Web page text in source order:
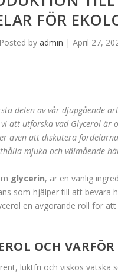
FÖR
Posted byadmin |April 27,
delen av vår djupgående
att utforska vad Glycerol är
även att diskutera
mjuka och välmående
glycerin, är en vanlig
som hjälper till att bevara
en avgörande roll för
OCH
luktfri och viskös